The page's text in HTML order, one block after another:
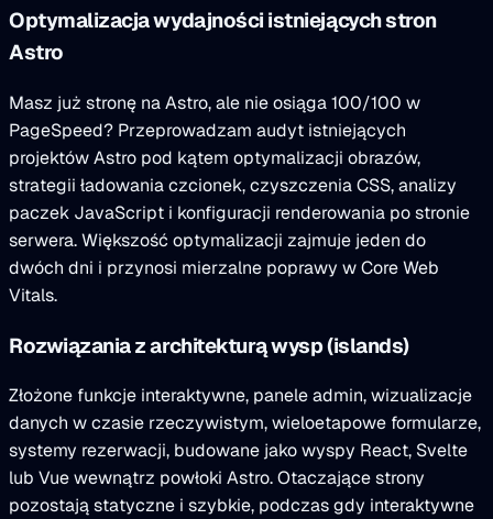
Optymalizacja wydajności istniejących stron
Astro
Masz już stronę na Astro, ale nie osiąga 100/100 w
PageSpeed? Przeprowadzam audyt istniejących
projektów Astro pod kątem optymalizacji obrazów,
strategii ładowania czcionek, czyszczenia CSS, analizy
paczek JavaScript i konfiguracji renderowania po stronie
serwera. Większość optymalizacji zajmuje jeden do
dwóch dni i przynosi mierzalne poprawy w Core Web
Vitals.
Rozwiązania z architekturą wysp (islands)
Złożone funkcje interaktywne, panele admin, wizualizacje
danych w czasie rzeczywistym, wieloetapowe formularze,
systemy rezerwacji, budowane jako wyspy React, Svelte
lub Vue wewnątrz powłoki Astro. Otaczające strony
pozostają statyczne i szybkie, podczas gdy interaktywne